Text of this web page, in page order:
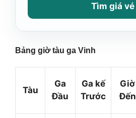
Tìm giá vé
Bảng giờ tàu ga Vinh
Tàu
Ga
Đầu
Ga kế
Trước
Giờ
Đến